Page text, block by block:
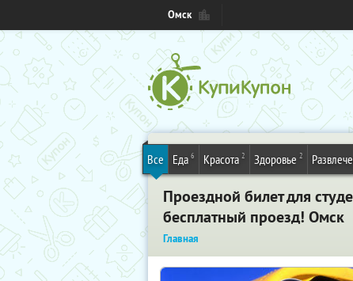
Омск
Все Еда 6 Красота 2 Здоровье 2
Проездной билет для
бесплатный проезд! Омск
Главная